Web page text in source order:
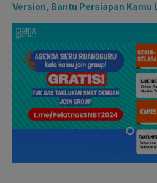
Version, Bantu Persiapan Kamu